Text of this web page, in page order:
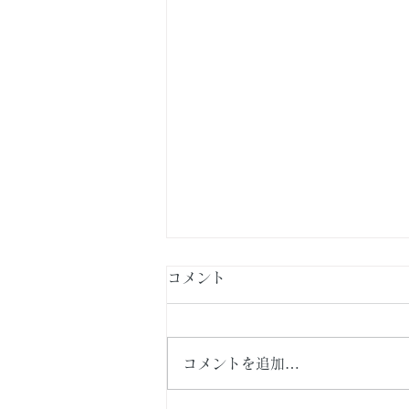
コメント
コメントを追加…